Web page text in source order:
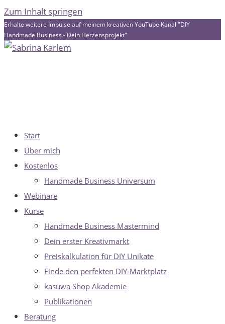
Zum Inhalt springen
Erhalte weitere Impulse auf meinem kreativen YouTube Kanal "DIY
Handmade Business - Dein Herzensprojekt"
Start
Über mich
Kostenlos
Handmade Business Universum
Webinare
Kurse
Handmade Business Mastermind
Dein erster Kreativmarkt
Preiskalkulation für DIY Unikate
Finde den perfekten DIY-Marktplatz
kasuwa Shop Akademie
Publikationen
Beratung